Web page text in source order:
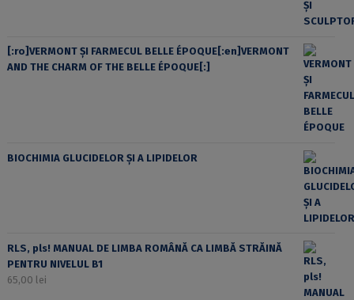
[:ro]VERMONT ȘI FARMECUL BELLE ÉPOQUE[:en]VERMONT
AND THE CHARM OF THE BELLE ÉPOQUE[:]
BIOCHIMIA GLUCIDELOR ȘI A LIPIDELOR
RLS, pls! MANUAL DE LIMBA ROMÂNĂ CA LIMBĂ STRĂINĂ
PENTRU NIVELUL B1
65,00 lei